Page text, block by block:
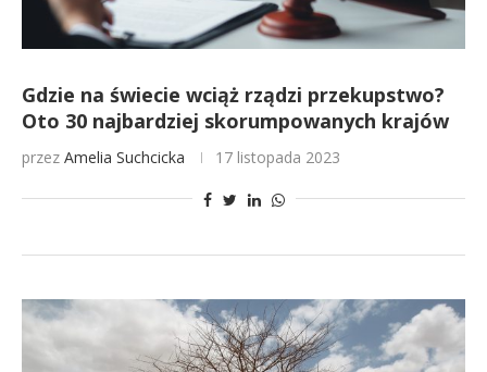
Gdzie na świecie wciąż rządzi przekupstwo?
Oto 30 najbardziej skorumpowanych krajów
przez Amelia Suchcicka 17 listopada 2023